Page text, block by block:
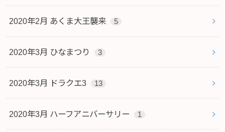
2020年2月 あくま大王襲来 5
2020年3月 ひなまつり 3
2020年3月 ドラクエ3 13
2020年3月 ハーフアニバーサリー 1